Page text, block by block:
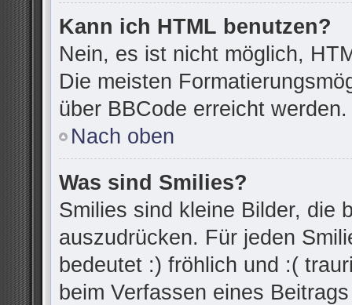
Kann ich HTML benutzen?
Nein, es ist nicht möglich,
Die meisten
über BBCode erreicht werden.
Nach oben
Was sind Smilies?
Smilies sind kleine Bilder, die
auszudrücken. Für jeden
bedeutet :) fröhlich und :(
beim Verfassen eines